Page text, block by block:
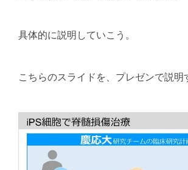
具体的に説明していこう。
こちらのスライドを、プレゼンで説明